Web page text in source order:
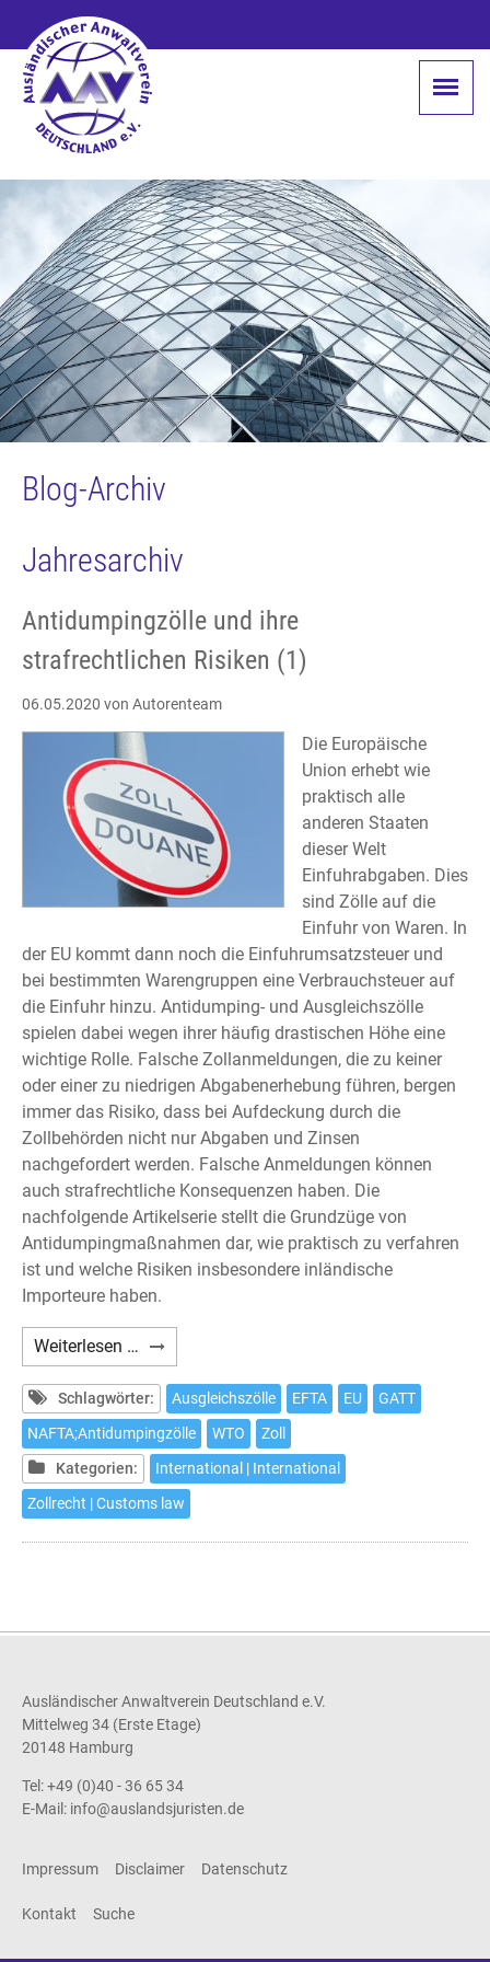
Blog-Archiv
Jahresarchiv
Antidumpingzölle und ihre
strafrechtlichen Risiken (1)
06.05.2020 von Autorenteam
Die Europäische
Union erhebt wie
praktisch alle
anderen Staaten
dieser Welt
Einfuhrabgaben. Dies
sind Zölle auf die
Einfuhr von Waren. In
der EU kommt dann noch die Einfuhrumsatzsteuer und
bei bestimmten Warengruppen eine Verbrauchsteuer auf
die Einfuhr hinzu. Antidumping- und Ausgleichszölle
spielen dabei wegen ihrer häufig drastischen Höhe eine
wichtige Rolle. Falsche Zollanmeldungen, die zu keiner
oder einer zu niedrigen Abgabenerhebung führen, bergen
immer das Risiko, dass bei Aufdeckung durch die
Zollbehörden nicht nur Abgaben und Zinsen
nachgefordert werden. Falsche Anmeldungen können
auch strafrechtliche Konsequenzen haben. Die
nachfolgende Artikelserie stellt die Grundzüge von
Antidumpingmaßnahmen dar, wie praktisch zu verfahren
ist und welche Risiken insbesondere inländische
Importeure haben.
Weiterlesen … Antidumpingzölle
und
ihre
strafrechtlichen
Risiken
(1)
Schlagwörter: Ausgleichszölle EFTA EU
GATT
NAFTA;Antidumpingzölle
WTO
Zoll
Kategorien:
International | International
Zollrecht | Customs law
Ausländischer Anwaltverein Deutschland e.V.
Mittelweg 34 (Erste Etage)
20148 Hamburg
Tel: +49 (0)40 - 36 65 34
E-Mail: info@auslandsjuristen.de
Impressum Disclaimer Datenschutz
Kontakt Suche